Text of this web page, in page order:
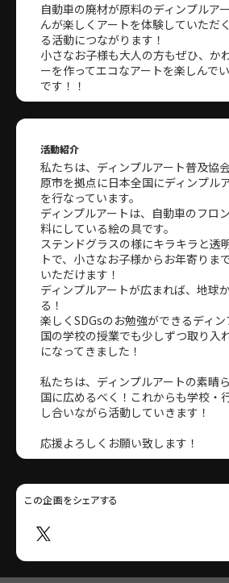
自動車の廃材が原料のディンプルア
んが楽しくアートを体験していただ
る活動につながります！
小さなお子様も大人の方もぜひ、か
ーを作ってエコなアートを楽しんで
です！！
活動紹介
私たちは、ディンプルアート普及協
原市を拠点に日本全国にディンプル
を行なっています。
ディンプルアートは、自動車のフロ
料にしている絵の具です。
ステンドグラスの様にキラキラと透
トで、小さなお子様からお年寄りま
いただけます！
ディンプルアートが広まれば、地球
る！
楽しくSDGsのお勉強ができるディ
国の学校の授業でも少しずつ取り入
になってきました！
私たちは、ディンプルアートの素晴
国に広めるべく！これからも学校・
し合いながら活動していきます！
応援よろしくお願い致します！
この企画をシェアする